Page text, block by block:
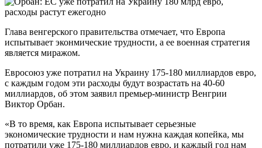
Глава венгерского правительства отмечает, что Европа
испытывает эконмические трудности, а ее военная стратегия
является миражом.
Евросоюз уже потратил на Украину 175-180 миллиардов евро,
с каждым годом эти расходы будут возрастать на 40-60
миллиардов, об этом заявил премьер-министр Венгрии
Виктор Орбан.
«В то время, как Европа испытывает серьезные
экономические трудности и нам нужна каждая копейка, мы
потратили уже 175-180 миллиардов евро, и каждый год нам